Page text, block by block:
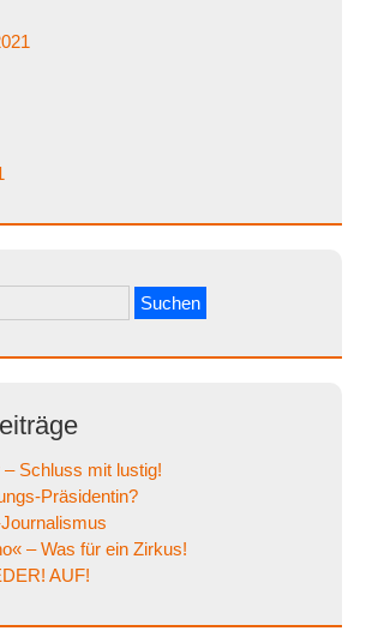
Schluss mit lustig!
Präsidentin?
– Was für ein Zirkus!
AUF!